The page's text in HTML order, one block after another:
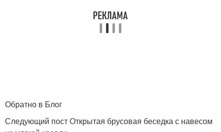
Обратно в Блог
Следующий пост Открытая брусовая беседка с навесом